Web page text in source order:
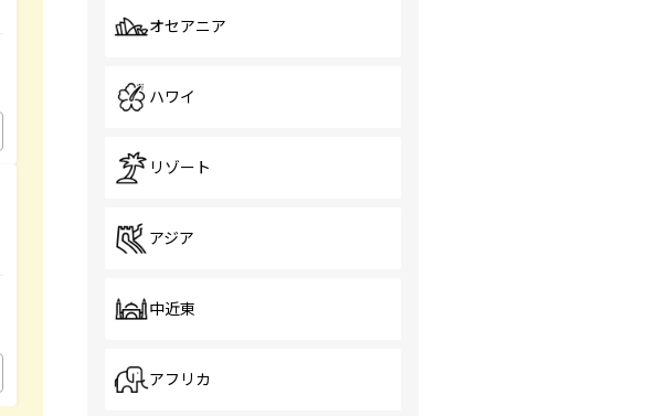
オセアニア
ハワイ
リゾート
アジア
中近東
アフリカ